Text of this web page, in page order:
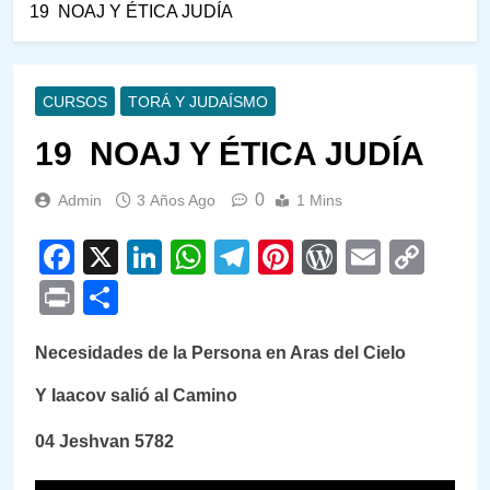
19 NOAJ Y ÉTICA JUDÍA
CURSOS TORÁ Y JUDAÍSMO
19 NOAJ Y ÉTICA JUDÍA
Admin 3 Años Ago 0 1 Mins
Facebook
X LinkedIn
WhatsApp
Telegram
PinterestEmail
Print
Necesidades de la Persona en Aras del Cielo
Y Iaacov salió al Camino
04 Jeshvan 5782